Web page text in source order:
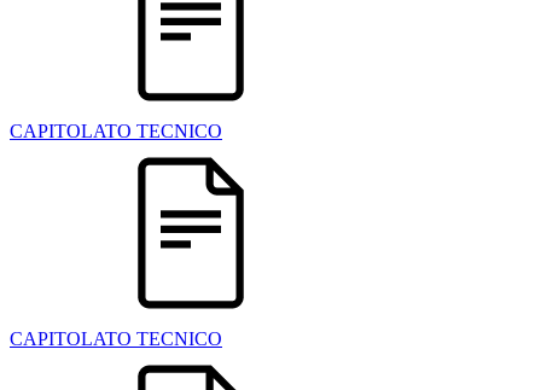
CAPITOLATO TECNICO
CAPITOLATO TECNICO